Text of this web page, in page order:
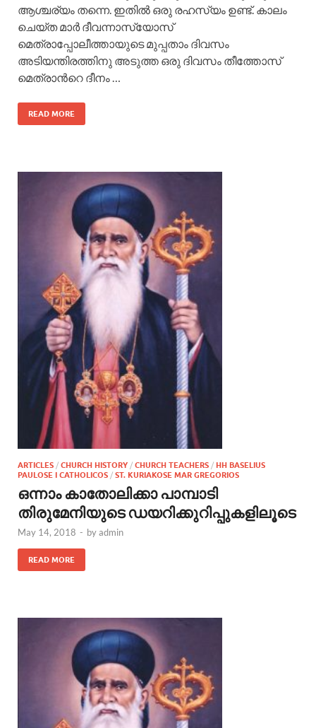
ആശ്ചര്യം തന്നെ. ഇതില്‍ ഒരു രഹസ്യം ഉണ്ട്. കാലം
ചെയ്ത മാര്‍ ദീവന്നാസ്യോസ്
മെത്രാപ്പോലീത്തായുടെ മുപ്പതാം ദിവസം
അടിയന്തിരത്തിനു അടുത്ത ഒരു ദിവസം തീത്തോസ്
മെത്രാന്‍റെ ദീനം …
READ MORE
ARTICLES / CHURCH HISTORY / CHURCH TEACHERS / HH BASELIUS
PAULOSE I CATHOLICOS / ST. KURIAKOSE MAR GREGORIOS
ഒന്നാം കാതോലിക്കാ പാമ്പാടി
തിരുമേനിയുടെ ഡയറിക്കുറിപ്പുകളിലൂടെ
May 14, 2018 - byadmin
READ MORE